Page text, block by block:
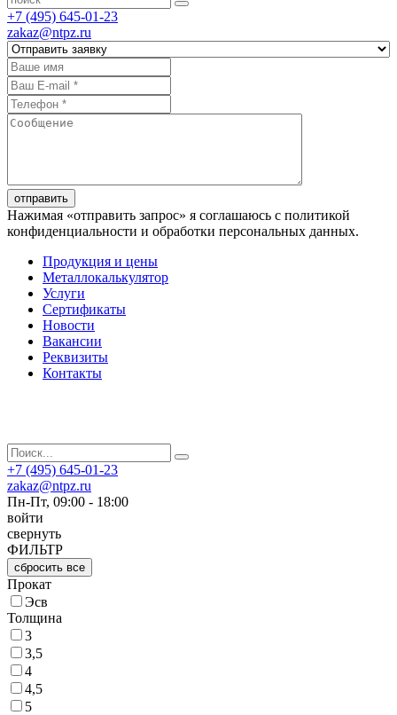
+7 (495) 645-01-23
zakaz@ntpz.ru
отправить
Нажимая «отправить запрос» я соглашаюсь с политикой
конфиденциальности и обработки персональных данных.
Продукция и цены
Металлокалькулятор
Услуги
Сертификаты
Новости
Вакансии
Реквизиты
Контакты
+7 (495) 645-01-23
zakaz@ntpz.ru
Пн-Пт, 09:00 - 18:00
войти
свернуть
ФИЛЬТР
сбросить все
Прокат
Эсв
Толщина
3
3,5
4
4,5
5